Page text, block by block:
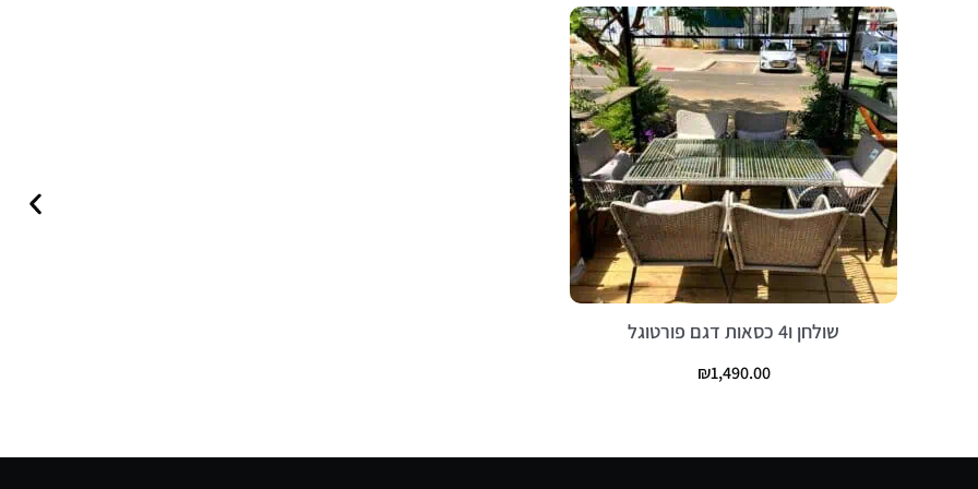
שולחן ו4 כסאות דגם פורטוגל
₪1,490.00